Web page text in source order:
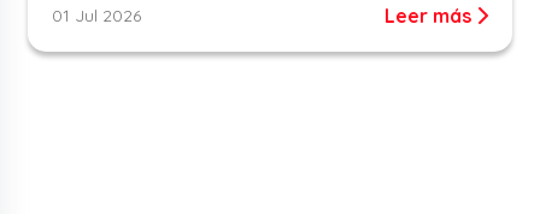
01 Jul 2026 Leer más